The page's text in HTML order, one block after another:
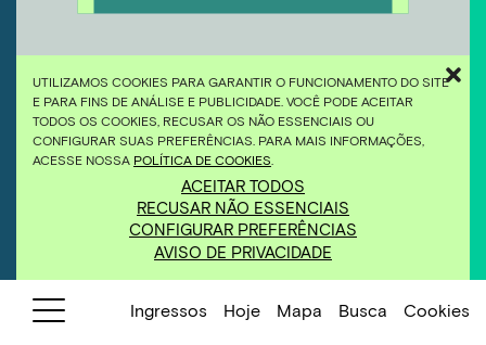
UTILIZAMOS COOKIES PARA GARANTIR O FUNCIONAMENTO DO SITE
E PARA FINS DE ANÁLISE E PUBLICIDADE. VOCÊ PODE ACEITAR
TODOS OS COOKIES, RECUSAR OS NÃO ESSENCIAIS OU
CONFIGURAR SUAS PREFERÊNCIAS. PARA MAIS INFORMAÇÕES,
ACESSE NOSSA POLÍTICA DE COOKIES
ACEITAR TODOS
RECUSAR NÃO ESSENCIAIS
CONFIGURAR PREFERÊNCIAS
AVISO DE PRIVACIDADE
Visite Ingressos Hoje Mapa Busca Cookies